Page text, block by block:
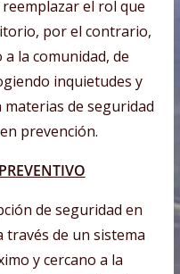
el rol que
por el contrario,
la comunidad, de
inquietudes y
materias de seguridad
prevención.
de seguridad en
través de un sistema
y cercano a la